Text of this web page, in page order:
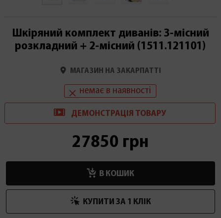
Шкіряний комплект диванів: 3-місний
розкладний + 2-місний (1511.121101)
МАГАЗИН НА ЗАКАРПАТТІ
немає в наявності
ДЕМОНСТРАЦІЯ ТОВАРУ
27850 грн
В КОШИК
КУПИТИ ЗА 1 КЛIК